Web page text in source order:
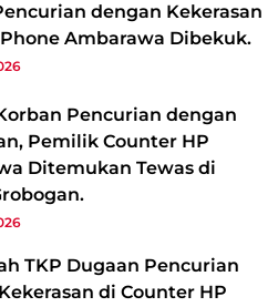
dengan Kekerasan
Ambarawa Dibekuk.
Pencurian dengan
Pemilik Counter HP
Ditemukan Tewas di
TKP Dugaan Pencurian
di Counter HP